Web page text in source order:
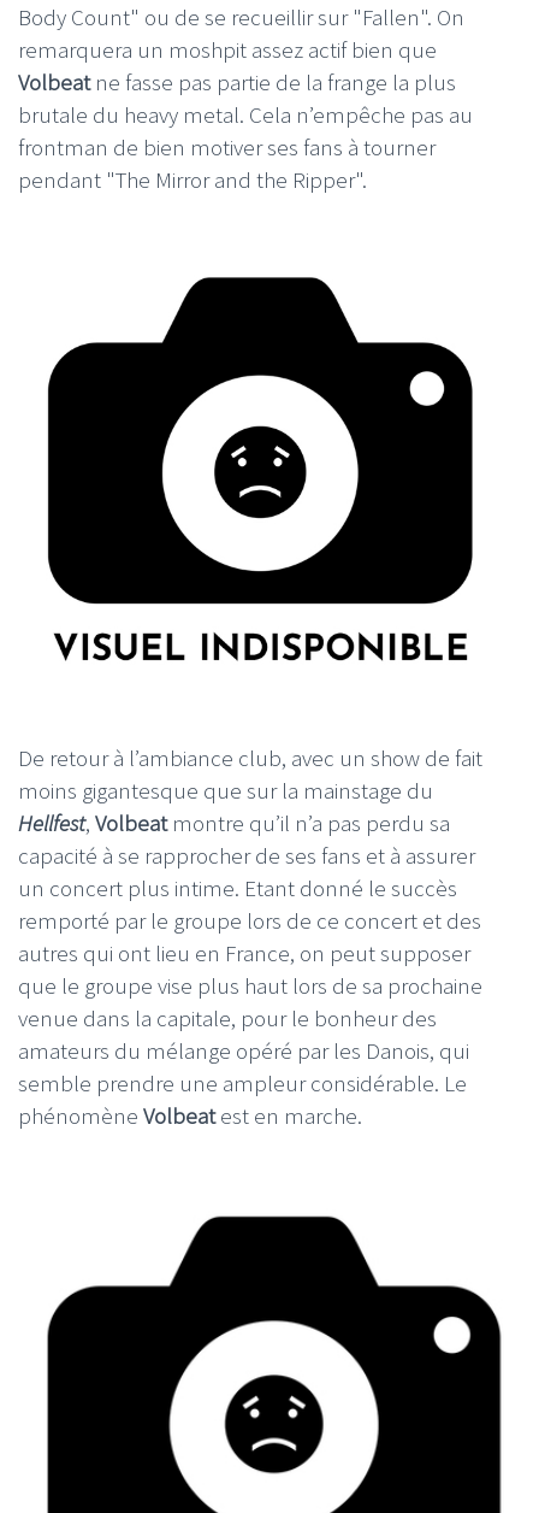
Body Count" ou de se recueillir sur "Fallen". On
remarquera un moshpit assez actif bien que
Volbeatne fasse pas partie de la frange la plus
brutale du heavy metal. Cela n’empêche pas au
frontman de bien motiver ses fans à tourner
pendant "The Mirror and the Ripper".
De retour à l’ambiance club, avec un show de fait
moins gigantesque que sur la mainstage du
Hellfest, Volbeatmontre qu’il n’a pas perdu sa
capacité à se rapprocher de ses fans et à assurer
un concert plus intime. Etant donné le succès
remporté par le groupe lors de ce concert et des
autres qui ont lieu en France, on peut supposer
que le groupe vise plus haut lors de sa prochaine
venue dans la capitale, pour le bonheur des
amateurs du mélange opéré par les Danois, qui
semble prendre une ampleur considérable. Le
phénomène Volbeatest en marche.